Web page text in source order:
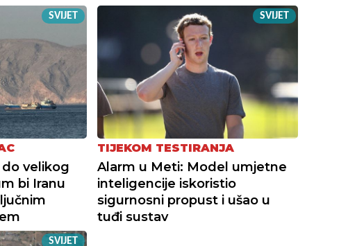
SVIJET
do velikog
bi Iranu
SVIJET
TIJEKOM TESTIRANJA
Alarm u Meti: Model umjetne
inteligencije iskoristio
sigurnosni propust i ušao u
tuđi sustav
SVIJET